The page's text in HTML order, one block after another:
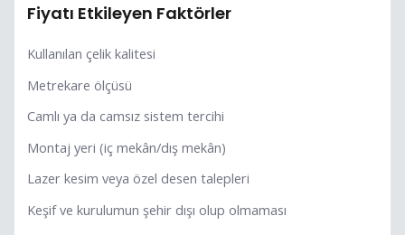
Fiyatı Etkileyen Faktörler
Kullanılan çelik kalitesi
Metrekare ölçüsü
Camlı ya da camsız sistem tercihi
Montaj yeri (iç mekân/dış mekân)
Lazer kesim veya özel desen talepleri
Keşif ve kurulumun şehir dışı olup olmaması